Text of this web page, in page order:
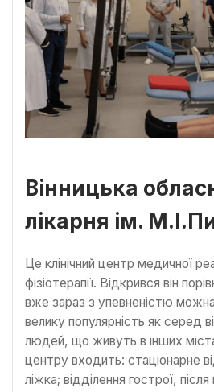
Вінницька
лікарня ім.
Це клінічний центр медичної
фізіотерапії. Відкрився він
вже зараз з упевненістю
велику популярність як серед
людей, що живуть в інших
центру входить: стаціонарне
ліжка; відділення гострої, після